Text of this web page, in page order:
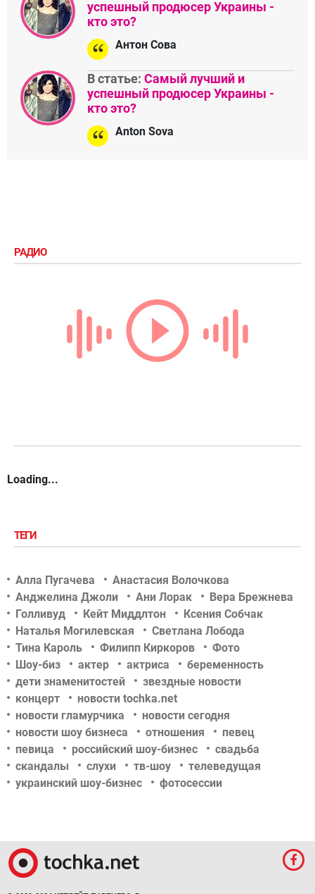
успешный продюсер Украины -
кто это?
Антон Сова
В статье: Самый лучший и
успешный продюсер Украины -
кто это?
Anton Sova
РАДИО
Loading...
ТЕГИ
Алла Пугачева
Анастасия Волочкова
Анджелина Джоли
Ани Лорак
Вера Брежнева
Голливуд
Кейт Миддлтон
Ксения Собчак
Наталья Могилевская
Светлана Лобода
Тина Кароль
Филипп Киркоров
Фото
Шоу-биз
актер актриса
беременность
дети знаменитостей
звездные новости
концерт
новости tochka.net
новости гламурчика
новости сегодня
новости шоу бизнеса
отношения
певец
певица
российский шоу-бизнес
свадьба
скандалы
слухи тв-шоу
телеведущая
украинский шоу-бизнес
фотосессии